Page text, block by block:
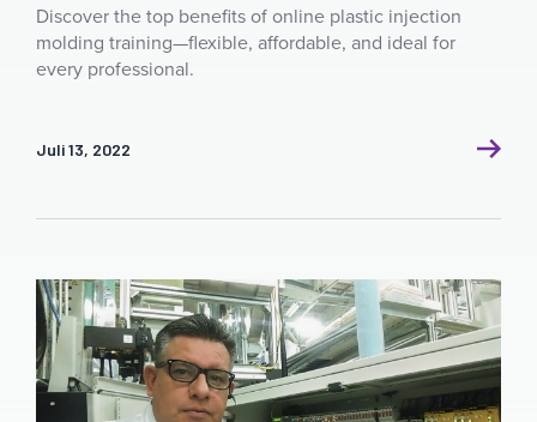
Discover the top benefits of online plastic injection
molding training—flexible, affordable, and ideal for
every professional.
Juli 13, 2022